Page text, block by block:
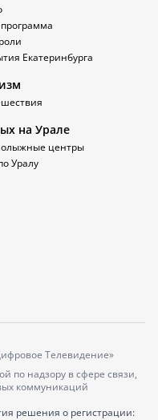
Екатеринбурга
на Урале
центры
Уралу
Телевидение»
по надзору в сфере связи,
коммуникаций
решения о регистрации: